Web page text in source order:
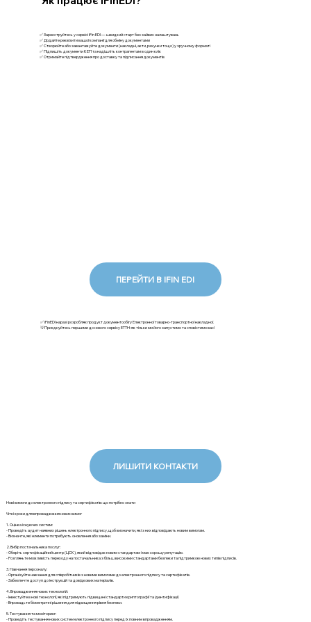
✅ Зареєструйтесь у сервісі iFin EDI — швидкий старт без зайвих налаштувань
✅ Додайте реквізити вашої компанії для обміну документами
✅ Створюйте або завантажуйте документи (накладні, акти, рахунки тощо) у зручному форматі
✅ Підпишіть документи КЕП та надішліть контрагентам в один клік
✅ Отримайте підтвердження про доставку та підписання документів
ПЕРЕЙТИ В IFIN EDI
✅ iFinEDI наразі розробляє продукт документообігу Електронної товарно-транспортної накладної.
💡Приєднуйтесь першими до нового сервісу ЕТТН: як тільки ми його запустимо та сповістимо вас!
ЛИШИТИ КОНТАКТИ
Нові вимоги до електронного підпису та сертифікатів: що потрібно знати
Чіткі кроки для впровадження нових вимог
1. Оцінка існуючих систем:
- Проведіть аудит наявних рішень електронного підпису, щоб визначити, які з них відповідають новим вимогам.
- Визначте, які елементи потребують оновлення або заміни.
2. Вибір постачальника послуг:
- Оберіть сертифікаційний центр (ЦСК), який відповідає новим стандартам і має хорошу репутацію.
- Розгляньте можливість переходу на постачальника з більш високими стандартами безпеки та підтримкою нових типів підписів.
3. Навчання персоналу:
- Організуйте навчання для співробітників з новими вимогами до електронного підпису та сертифікатів.
- Забезпечте доступ до інструкцій та довідкових матеріалів.
4. Впровадження нових технологій:
- Інвестуйте в нові технології, які підтримують підвищені стандарти криптографії та ідентифікації.
- Впровадьте біометричні рішення для підвищення рівня безпеки.
5. Тестування та моніторинг:
- Проведіть тестування нових систем електронного підпису перед їх повним впровадженням.